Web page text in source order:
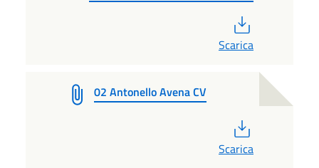
Scarica
02 Antonello Avena CV
Scarica